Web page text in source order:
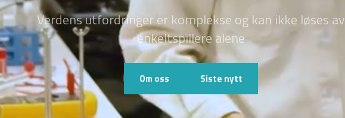
Verdens utfordringer er komplekse og kan ikke løses av
enkeltspillere alene
Om oss Siste nytt